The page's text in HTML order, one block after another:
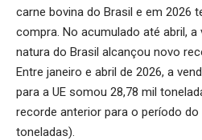
carne bovina do Brasil e em 2026
compra. No acumulado até abril, a
natura do Brasil alcançou novo
Entre janeiro e abril de 2026, a
para a UE somou 28,78 mil
recorde anterior para o período do
toneladas).